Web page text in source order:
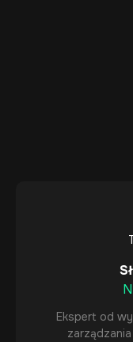
Ekspert od